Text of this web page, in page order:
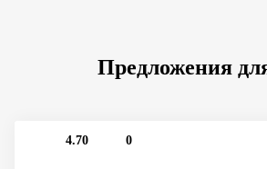
Предложения
4.70 0